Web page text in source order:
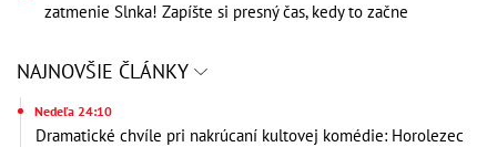
zatmenie Slnka! Zapíšte si presný čas, kedy to začne
NAJNOVŠIE ČLÁNKY
Nedeľa 24:10
Dramatické chvíle pri nakrúcaní kultovej komédie: Horolezec